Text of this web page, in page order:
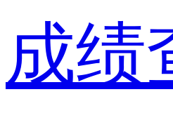
成绩